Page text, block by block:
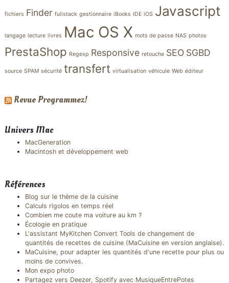
fichiers Finder fullstack gestionnaire iBooks IDE iOS Javascript
langage lecture livres Mac OS X mots de passe NAS photos
PrestaShop Regexp Responsive retouche SEO SGBD
source SPAM sécurité transfert virtualisation véhicule Web éditeur
Revue Programmez!
Univers Mac
MacGeneration
Macintosh et développement web
Références
Blog sur le thème de la cuisine
Calculs rigolos en temps réel
Combien me coute ma voiture au km ?
Écologie en pratique
L'assistant MyKitchen Convert Tools de changement de
quantités de recettes de cuisine (MaCuisine en version anglaise).
MaCuisine, pour adapter les quantités d'une recette pour plus ou
moins de convives.
Mon expo photo
Partagez vers Deezer, Spotify avec MusiqueEntrePotes